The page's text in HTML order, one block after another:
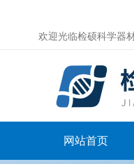
欢迎光临检硕科学器
网站首页